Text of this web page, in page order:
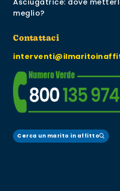
meglio?
Contattaci
Cerca un marito in affitto